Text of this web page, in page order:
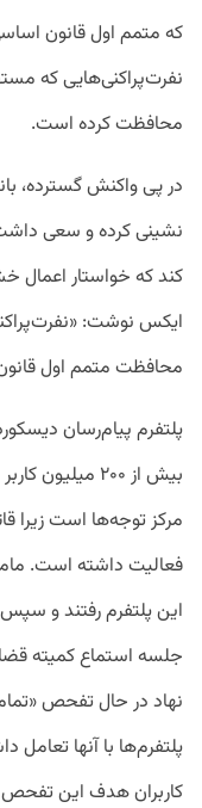
که متمم اول قانون
نفرت‌پراکنی‌هایی که
محافظت کرده است.
در پی واکنش گسترده،
نشینی کرده و سعی داشت
کند که خواستار اعمال
ایکس نوشت:
محافظت متمم اول
پلتفرم پیام‌رسان
بیش از ۲۰۰ میلیون کاربر است طبق گزارشی از
مرکز توجه‌ها است زیرا
فعالیت داشته است.
این پلتفرم رفتند و
جلسه استماع کمیته
نهاد در حال تفحص
پلتفرم‌ها با آنها تعامل